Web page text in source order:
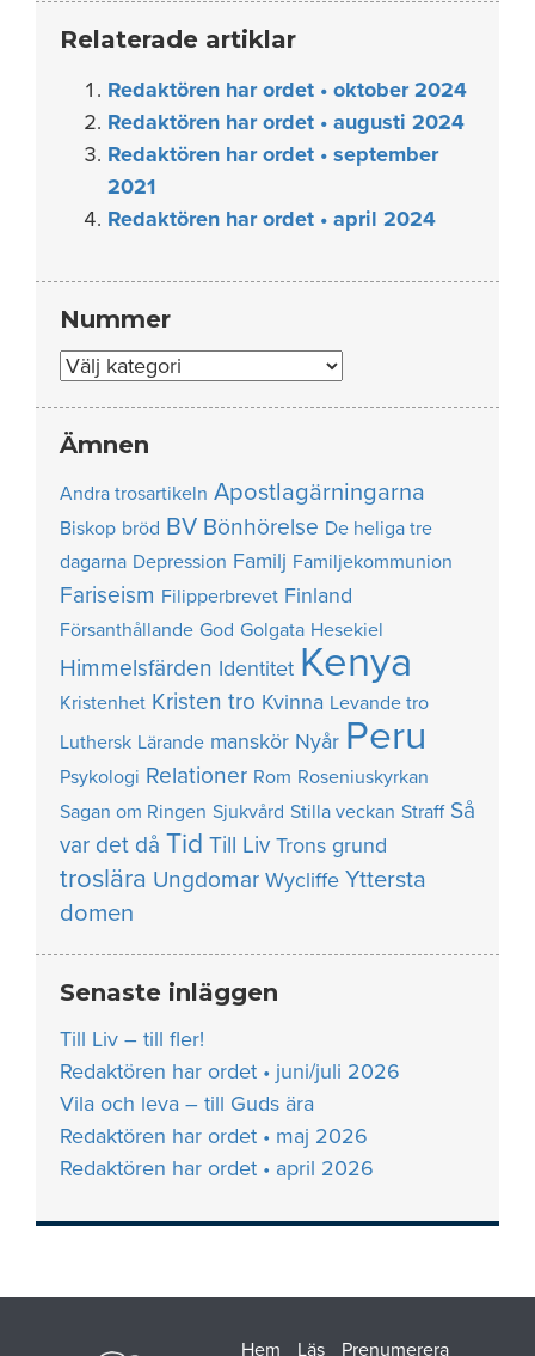
Relaterade artiklar
Redaktören har ordet • oktober 2024
Redaktören har ordet • augusti 2024
Redaktören har ordet • september
2021
Redaktören har ordet • april 2024
Nummer
Nummer
Ämnen
Andra trosartikeln Apostlagärningarna
Biskop bröd BV Bönhörelse De heliga tre
dagarna Depression Familj Familjekommunion
Fariseism Filipperbrevet Finland
Försanthållande God Golgata Hesekiel
Himmelsfärden Identitet Kenya
Kristenhet Kristen tro Kvinna Levande tro
Luthersk Lärande manskör Nyår Peru
Psykologi Relationer Rom Roseniuskyrkan
Sagan om Ringen Sjukvård Stilla veckan Straff Så
var det då Tid Till Liv Trons grund
troslära Ungdomar Wycliffe Yttersta
domen
Senaste inläggen
Till Liv – till fler!
Redaktören har ordet • juni/juli 2026
Vila och leva – till Guds ära
Redaktören har ordet • maj 2026
Redaktören har ordet • april 2026
Hem Läs Prenumerera